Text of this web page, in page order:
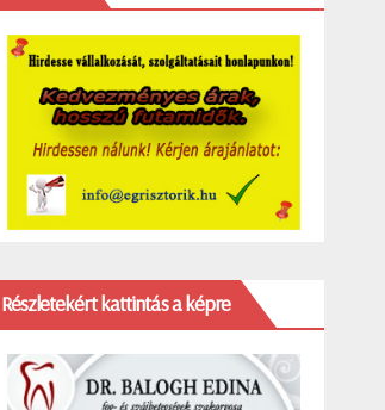
Részletekért kattintás a képre